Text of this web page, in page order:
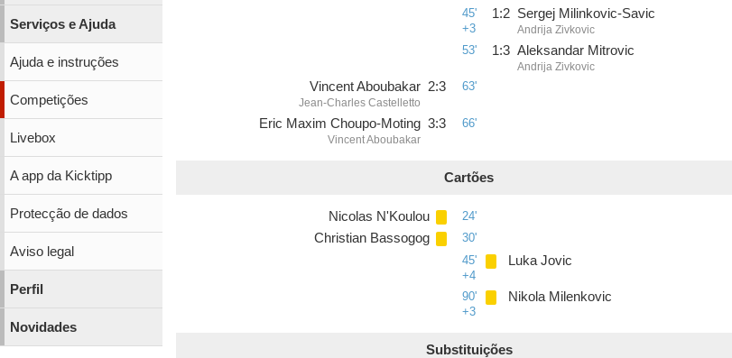
Serviços e Ajuda
Ajuda e instruções
Competições
Livebox
A app da Kicktipp
Protecção de dados
Aviso legal
Perfil
Novidades
45'
+3
1:2 Sergej Milinkovic-Savic
Andrija Zivkovic
53' 1:3 Aleksandar Mitrovic
Andrija Zivkovic
Vincent Aboubakar
Jean-Charles Castelletto
2:3 63'
Eric Maxim Choupo-Moting
Vincent Aboubakar
3:3 66'
Cartões
Nicolas N'Koulou 24'
Christian Bassogog
30'
45'
+4
Luka Jovic
90'
+3
Nikola Milenkovic
Substituições